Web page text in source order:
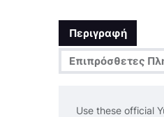
Περιγραφή
Επιπρόσθετες
Use these official